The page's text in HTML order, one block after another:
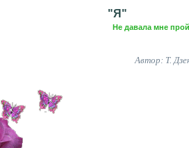
"Я"
Не давала мне
Автор: Т.